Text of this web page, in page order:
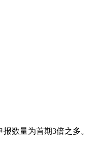
数量为首期3倍之多。